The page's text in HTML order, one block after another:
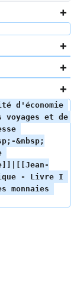
d'économie
et de
&nbsp;
- Livre I
monnaies